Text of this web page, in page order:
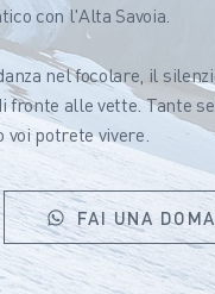
con l'Alta Savoia.
nel focolare, il
fronte alle vette. Tante
potrete vivere.
FAI UNA